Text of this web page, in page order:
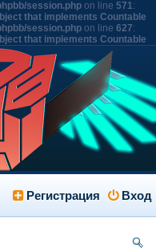
session.php on line 571:
that implements Countable
session.php on line 627:
that implements Countable
Вход
Регистрация